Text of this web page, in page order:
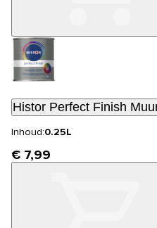
Histor Perfect Finish
Inhoud:0.25L
€ 7,99